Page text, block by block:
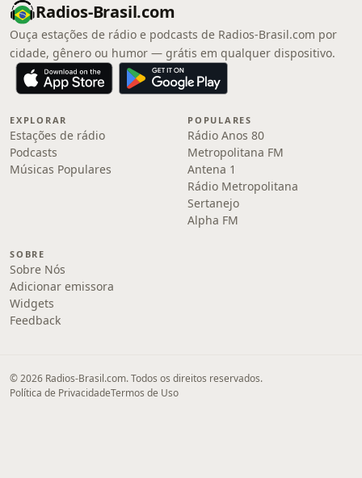
Radios-Brasil.com
Ouça estações de rádio e podcasts de Radios-Brasil.com por
cidade, gênero ou humor — grátis em qualquer dispositivo.
EXPLORAR
Estações de rádio
Podcasts
Músicas Populares
POPULARES
Rádio Anos 80
Metropolitana FM
Antena 1
Rádio Metropolitana
Sertanejo
Alpha FM
SOBRE
Sobre Nós
Adicionar emissora
Widgets
Feedback
© 2026 Radios-Brasil.com. Todos os direitos reservados.
Política de PrivacidadeTermos de Uso